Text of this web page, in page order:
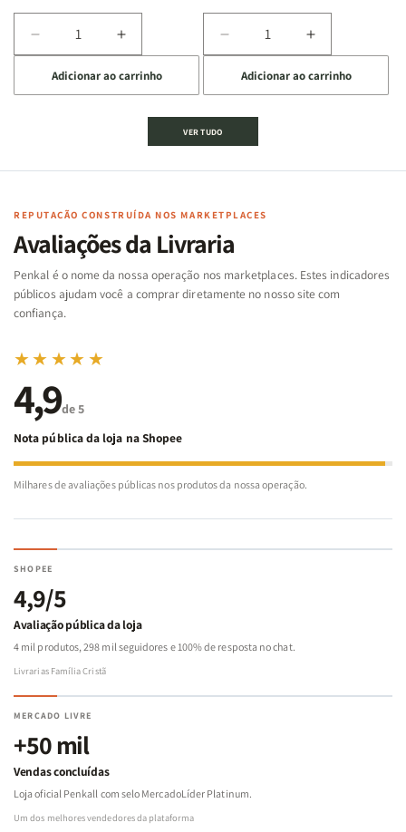
Diminuir
a
quantidade
de
Cartas
Famílias
Bíblia
-
Penkal
Aumentar
a
quantidade
de
Jogo
Cartas
Famílias
da
Bíblia
-
Penkal
Adicionar ao carrinho
Diminuir
a
quantidade
de
Jogo
|
de
Aumentar
a
quantidade
de
|
Adicionar ao carrinho
VER TUDO
REPUTAÇÃO CONSTRUÍDA NOS MARKETPLACES
Avaliações da Livraria
Penkal é o nome da nossa operação nos marketplaces. Estes indicadores
públicos ajudam você a comprar diretamente no nosso site com
confiança.
★★★★★
4,9de 5
Nota pública da loja na Shopee
Milhares de avaliações públicas nos produtos da nossa operação.
SHOPEE
4,9/5
Avaliação pública da loja
4 mil produtos, 298 mil seguidores e 100% de resposta no chat.
Livrarias Família Cristã
MERCADO LIVRE
+50 mil
Vendas concluídas
Loja oficial Penkall com selo MercadoLíder Platinum.
Um dos melhores vendedores da plataforma